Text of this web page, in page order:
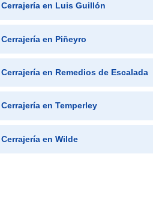
Cerrajería en Luis Guillón
Cerrajería en Piñeyro
Cerrajería en Remedios de Escalada
Cerrajería en Temperley
Cerrajería en Wilde